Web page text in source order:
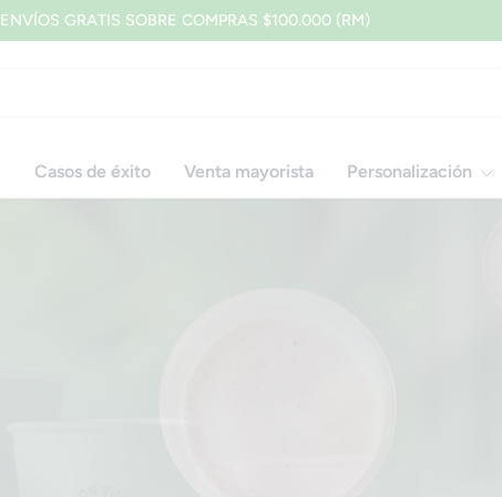
ENVÍOS GRATIS SOBRE COMPRAS $100.000 (RM)
Casos de éxito Venta mayorista Personalización